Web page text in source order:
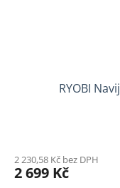
RYOBI
2 230,58 Kč bez DPH
2 699 Kč